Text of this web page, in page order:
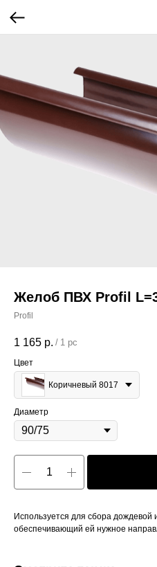
Желоб ПВХ Profil
Profil
1 165 р. / 1 pc
Цвет
Коричневый 8017
Диаметр
Используется для сбора
обеспечивающий ей нужное